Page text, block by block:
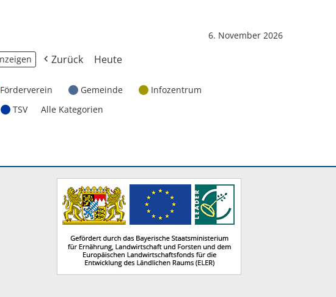
6. November 2026
Zurück Heute
Förderverein Gemeinde
Infozentrum
TSV
Alle Kategorien